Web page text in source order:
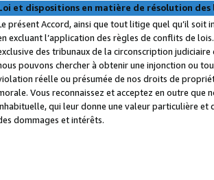
et dispositions en matière de résolution
présent Accord, ainsi que tout litige quel qu’il soit
excluant l’application des règles de conflits de
des tribunaux de la circonscription
pouvons chercher à obtenir une injonction ou
réelle ou présumée de nos droits de
Vous reconnaissez et acceptez en outre que
qui leur donne une valeur particulière
dommages et intérêts.